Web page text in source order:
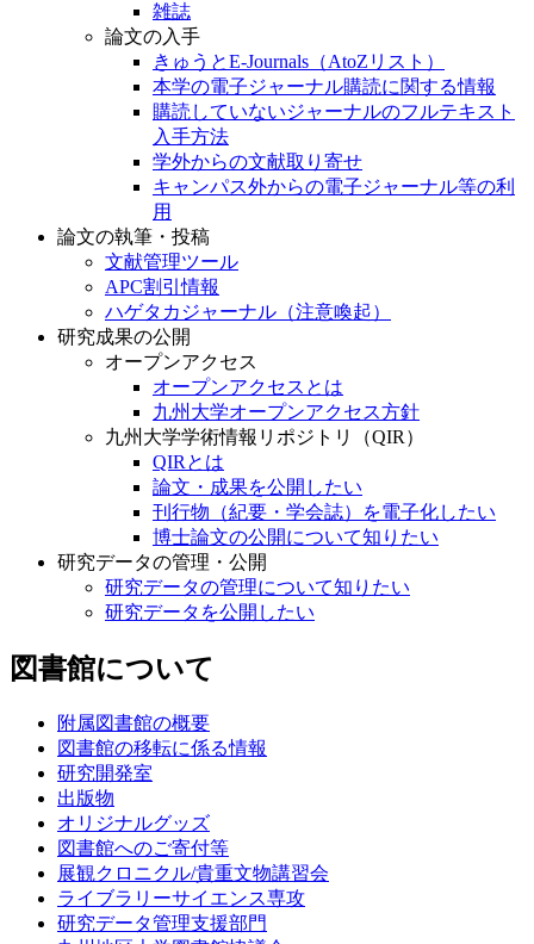
雑誌
論文の入手
きゅうとE-Journals（AtoZリスト）
本学の電子ジャーナル購読に関する情報
購読していないジャーナルのフルテキスト
入手方法
学外からの文献取り寄せ
キャンパス外からの電子ジャーナル等の利
用
論文の執筆・投稿
文献管理ツール
APC割引情報
ハゲタカジャーナル（注意喚起）
研究成果の公開
オープンアクセス
オープンアクセスとは
九州大学オープンアクセス方針
九州大学学術情報リポジトリ（QIR）
QIRとは
論文・成果を公開したい
刊行物（紀要・学会誌）を電子化したい
博士論文の公開について知りたい
研究データの管理・公開
研究データの管理について知りたい
研究データを公開したい
図書館について
附属図書館の概要
図書館の移転に係る情報
研究開発室
出版物
オリジナルグッズ
図書館へのご寄付等
展観クロニクル/貴重文物講習会
ライブラリーサイエンス専攻
研究データ管理支援部門